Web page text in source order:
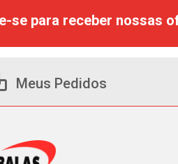
se para receber nossas
Meus Pedidos